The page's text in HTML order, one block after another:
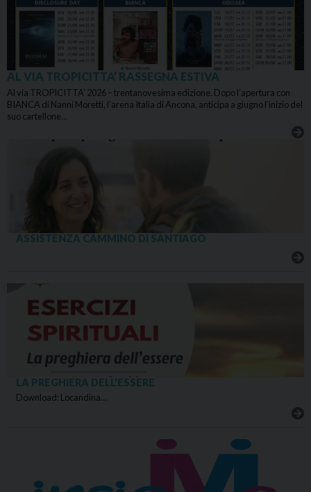
AL VIA TROPICITTA’ RASSEGNA ESTIVA
Al via TROPICITTA’ 2026 – trentanovesima edizione. Dopo l’apertura con
BIANCA di Nanni Moretti, l’arena Italia di Ancona, anticipa a giugno l’inizio del
suo cartellone…
ASSISTENZA CAMMINO DI SANTIAGO
LA PREGHIERA DELL’ESSERE
Download: Locandina…